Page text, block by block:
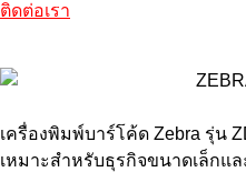
ติดต่อเรา
เครื่องพิมพ์บาร์โค้ด Zebra รุ่น
เหมาะสำหรับธุรกิจขนาดเล็กแ